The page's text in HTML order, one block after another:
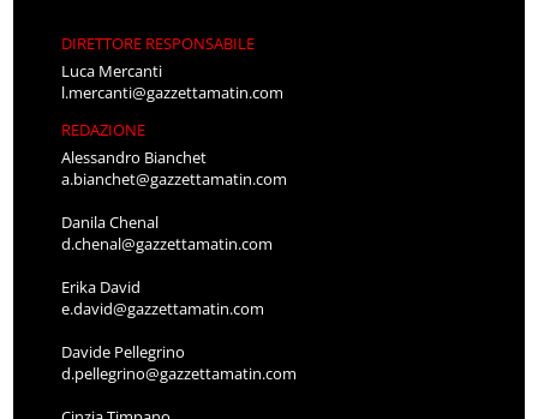
DIRETTORE RESPONSABILE
Luca Mercanti
l.mercanti@gazzettamatin.com
REDAZIONE
Alessandro Bianchet
a.bianchet@gazzettamatin.com
Danila Chenal
d.chenal@gazzettamatin.com
Erika David
e.david@gazzettamatin.com
Davide Pellegrino
d.pellegrino@gazzettamatin.com